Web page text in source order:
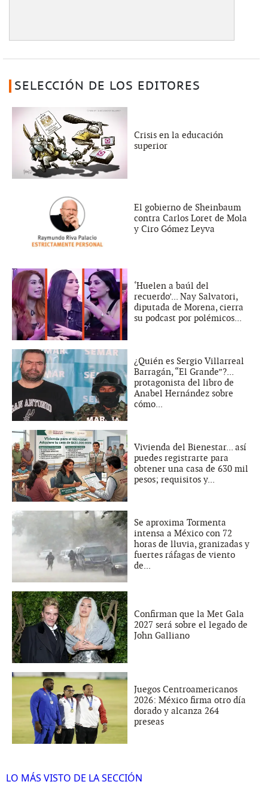
SELECCIÓN DE LOS EDITORES
Crisis en la educación
superior
El gobierno de Sheinbaum
contra Carlos Loret de Mola
y Ciro Gómez Leyva
‘Huelen a baúl del
recuerdo’... Nay Salvatori,
diputada de Morena, cierra
su podcast por polémicos...
¿Quién es Sergio Villarreal
Barragán, “El Grande”?...
protagonista del libro de
Anabel Hernández sobre
cómo...
Vivienda del Bienestar... así
puedes registrarte para
obtener una casa de 630 mil
pesos; requisitos y...
Se aproxima Tormenta
intensa a México con 72
horas de lluvia, granizadas y
fuertes ráfagas de viento
de...
Confirman que la Met Gala
2027 será sobre el legado de
John Galliano
Juegos Centroamericanos
2026: México firma otro día
dorado y alcanza 264
preseas
LO MÁS VISTO DE LA SECCIÓN